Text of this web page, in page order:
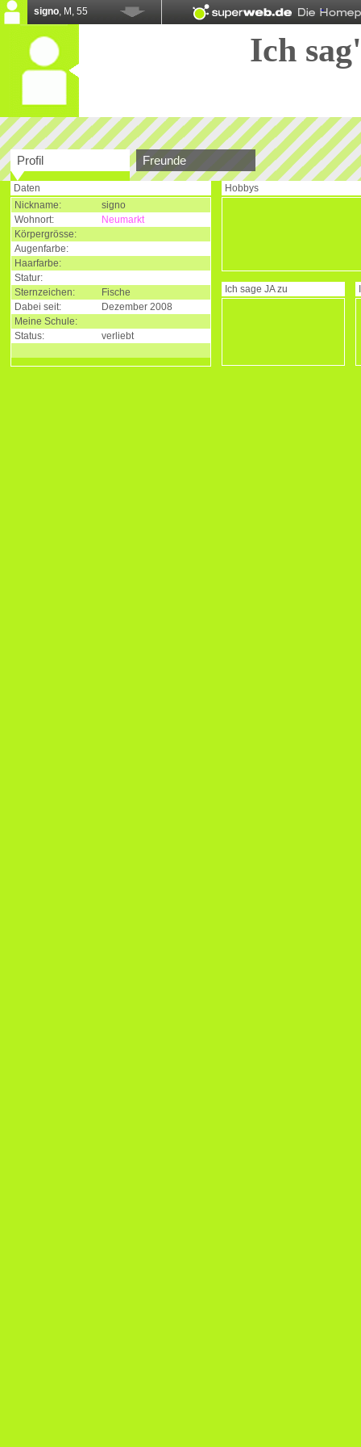
signo, M, 55
Ich
Profil Freunde
Daten
Nickname:
signo
Wohnort:
Neumarkt
Körpergrösse:
Augenfarbe:
Haarfarbe:
Statur:
Sternzeichen:
Fische
Dabei seit:
Dezember 2008
Meine Schule:
Status:
verliebt
Hobbys
Ich sage JAzu